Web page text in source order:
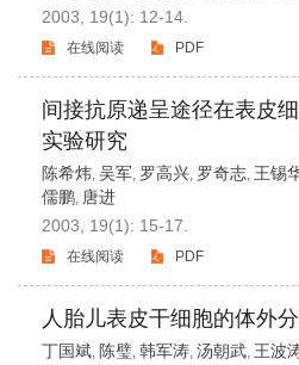
2003, 19(1): 12-14.
在线阅读 PDF
间接抗原递呈途径在表皮
实验研究
陈希炜, 吴军, 罗高兴, 罗奇志, 王锡
儒鹏, 唐进
2003, 19(1): 15-17.
在线阅读 PDF
人胎儿表皮干细胞的体外
丁国斌, 陈璧, 韩军涛, 汤朝武, 王波